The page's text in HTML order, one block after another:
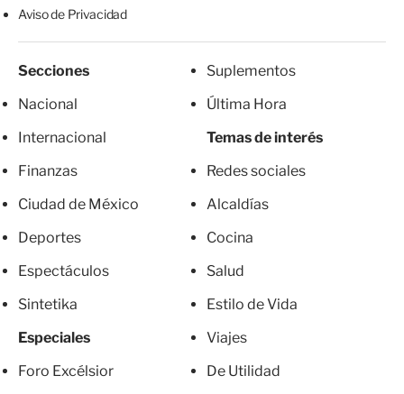
Aviso de Privacidad
Secciones
Nacional
Internacional
Finanzas
Ciudad de México
Deportes
Espectáculos
Sintetika
Especiales
Foro Excélsior
Suplementos
Última Hora
Temas de interés
Redes sociales
Alcaldías
Cocina
Salud
Estilo de Vida
Viajes
De Utilidad